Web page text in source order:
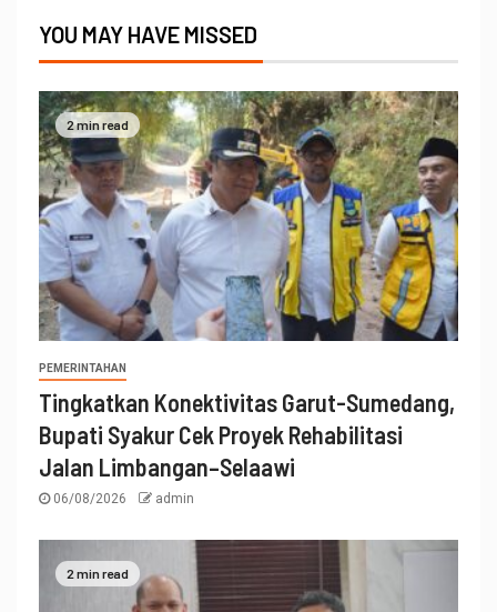
YOU MAY HAVE MISSED
2 min read
PEMERINTAHAN
Tingkatkan Konektivitas Garut-Sumedang,
Bupati Syakur Cek Proyek Rehabilitasi
Jalan Limbangan–Selaawi
06/08/2026 admin
2 min read